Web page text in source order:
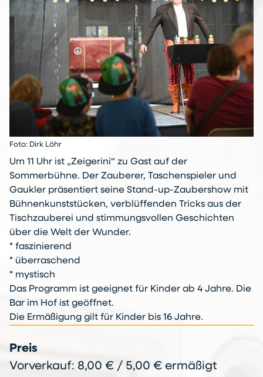
Foto: Dirk Löhr
Um 11 Uhr ist „Zeigerini“ zu Gast auf der
Sommerbühne. Der Zauberer, Taschenspieler und
Gaukler präsentiert seine Stand-up-Zaubershow mit
Bühnenkunststücken, verblüffenden Tricks aus der
Tischzauberei und stimmungsvollen Geschichten
über die Welt der Wunder.
* faszinierend
* überraschend
* mystisch
Das Programm ist geeignet für Kinder ab 4 Jahre. Die
Bar im Hof ist geöffnet.
Die Ermäßigung gilt für Kinder bis 16 Jahre.
Preis
Vorverkauf: 8,00 € / 5,00 € ermäßigt